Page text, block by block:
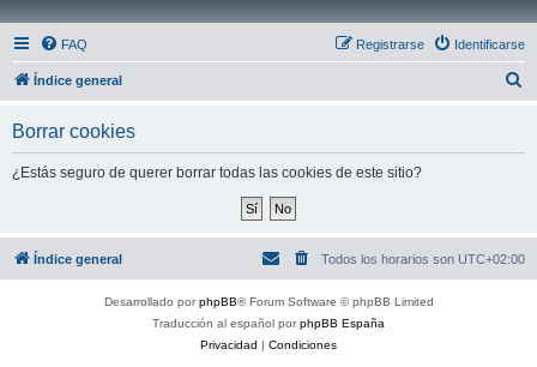
FAQ Identificarse
Registrarse
Índice general
Borrar cookies
¿Estás seguro de querer borrar todas las cookies de este sitio?
Índice general Todos los horarios son UTC+02:00
Desarrollado porphpBB® Forum Software © phpBB Limited
Traducción al español porphpBB España
Privacidad | Condiciones